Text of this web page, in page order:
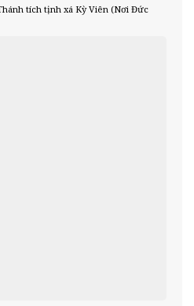
tích tịnh xá Kỳ Viên (Nơi Đức